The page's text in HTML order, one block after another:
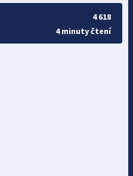
4 618
4 minuty čtení